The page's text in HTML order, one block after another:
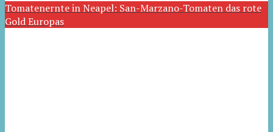
Tomatenernte in Neapel: San-Marzano-Tomaten das rote
Gold Europas